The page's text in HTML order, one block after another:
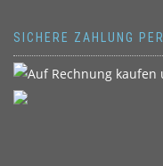
SICHERE ZAHLUNG PER